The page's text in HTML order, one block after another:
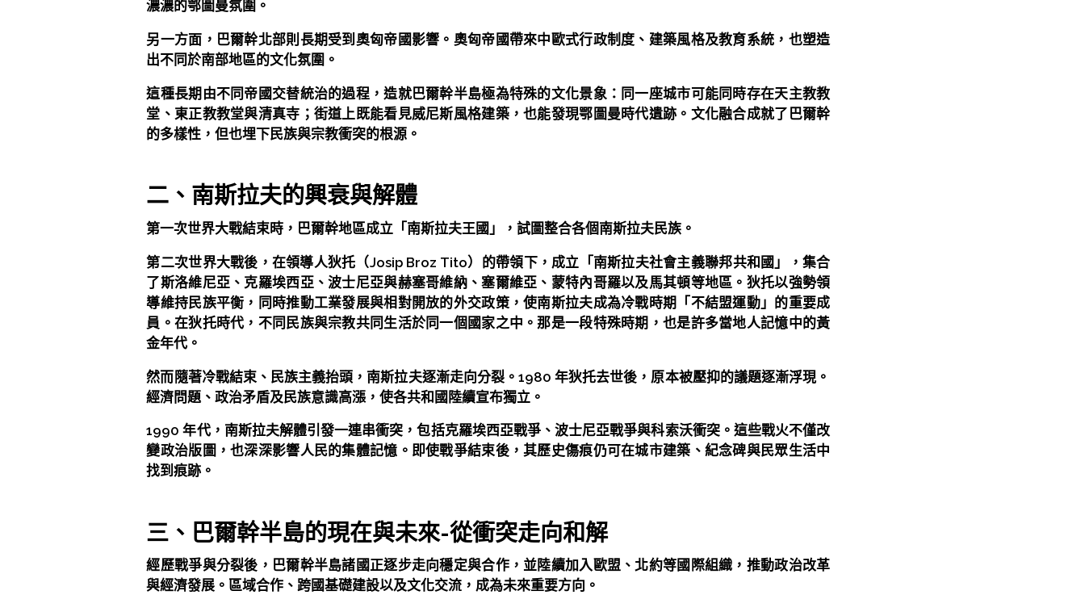
濃濃的鄂圖曼氛圍。
另一方面，巴爾幹北部則長期受到奧匈帝國影響。奧匈帝國帶來中歐式行政制度、建築風格及教育系統，也塑造
出不同於南部地區的文化氛圍。
這種長期由不同帝國交替統治的過程，造就巴爾幹半島極為特殊的文化景象：同一座城市可能同時存在天主教教
堂、東正教教堂與清真寺；街道上既能看見威尼斯風格建築，也能發現鄂圖曼時代遺跡。文化融合成就了巴爾幹
的多樣性，但也埋下民族與宗教衝突的根源。
二、南斯拉夫的興衰與解體
第一次世界大戰結束時，巴爾幹地區成立「南斯拉夫王國」，試圖整合各個南斯拉夫民族。
第二次世界大戰後，在領導人狄托（Josip Broz Tito）的帶領下，成立「南斯拉夫社會主義聯邦共和國」，集合
了斯洛維尼亞、克羅埃西亞、波士尼亞與赫塞哥維納、塞爾維亞、蒙特內哥羅以及馬其頓等地區。狄托以強勢領
導維持民族平衡，同時推動工業發展與相對開放的外交政策，使南斯拉夫成為冷戰時期「不結盟運動」的重要成
員。在狄托時代，不同民族與宗教共同生活於同一個國家之中。那是一段特殊時期，也是許多當地人記憶中的黃
金年代。
然而隨著冷戰結束、民族主義抬頭，南斯拉夫逐漸走向分裂。1980 年狄托去世後，原本被壓抑的議題逐漸浮現。
經濟問題、政治矛盾及民族意識高漲，使各共和國陸續宣布獨立。
1990 年代，南斯拉夫解體引發一連串衝突，包括克羅埃西亞戰爭、波士尼亞戰爭與科索沃衝突。這些戰火不僅改
變政治版圖，也深深影響人民的集體記憶。即使戰爭結束後，其歷史傷痕仍可在城市建築、紀念碑與民眾生活中
找到痕跡。
三、巴爾幹半島的現在與未來-從衝突走向和解
經歷戰爭與分裂後，巴爾幹半島諸國正逐步走向穩定與合作，並陸續加入歐盟、北約等國際組織，推動政治改革
與經濟發展。區域合作、跨國基礎建設以及文化交流，成為未來重要方向。